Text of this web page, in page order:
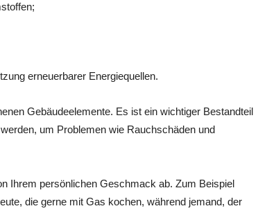
erneuerbarer Energiequellen.
Gebäudeelemente. Es ist ein wichtiger Bestandteil
um Problemen wie Rauchschäden und
Ihrem persönlichen Geschmack ab. Zum Beispiel
die gerne mit Gas kochen, während jemand, der